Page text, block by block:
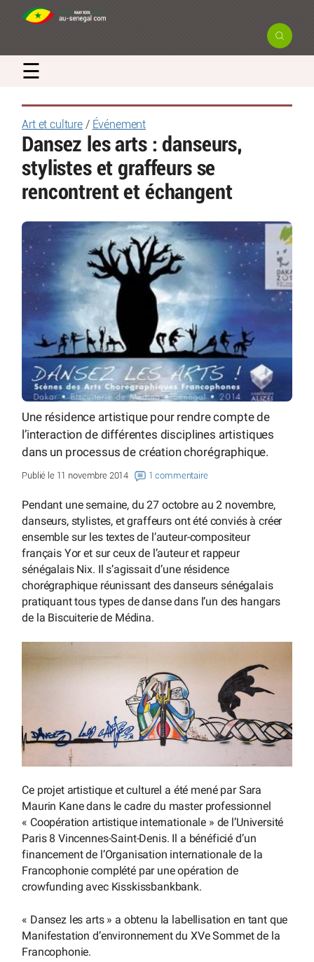
☰
Art et culture / Événement
Dansez les arts : danseurs,
stylistes et graffeurs se
rencontrent et échangent
Une résidence artistique pour rendre compte de
l’interaction de différentes disciplines artistiques
dans un processus de création chorégraphique.
Publié le 11 novembre 2014 1 commentaire
Pendant une semaine, du 27 octobre au 2 novembre,
danseurs, stylistes, et graffeurs ont été conviés à créer
ensemble sur les textes de l’auteur-compositeur
français Yor et sur ceux de l’auteur et rappeur
sénégalais Nix. Il s’agissait d’une résidence
chorégraphique réunissant des danseurs sénégalais
pratiquant tous types de danse dans l’un des hangars
de la Biscuiterie de Médina.
Ce projet artistique et culturel a été mené par Sara
Maurin Kane dans le cadre du master professionnel
« Coopération artistique internationale » de l’Université
Paris 8 Vincennes-Saint-Denis. Il a bénéficié d’un
financement de l’Organisation internationale de la
Francophonie complété par une opération de
crowfunding avec Kisskissbankbank.
« Dansez les arts » a obtenu la labellisation en tant que
Manifestation d’environnement du XVe Sommet de la
Francophonie.